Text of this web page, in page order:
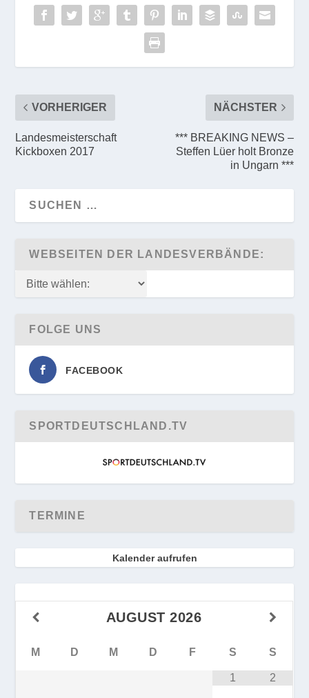
VORHERIGER
Landesmeisterschaft
Kickboxen 2017
NÄCHSTER
*** BREAKING NEWS –
Steffen Lüer holt Bronze
in Ungarn ***
WEBSEITEN DER LANDESVERBÄNDE:
FOLGE UNS
FACEBOOK
SPORTDEUTSCHLAND.TV
TERMINE
Kalender aufrufen
AUGUST 2026
M D M D F S S
1 2